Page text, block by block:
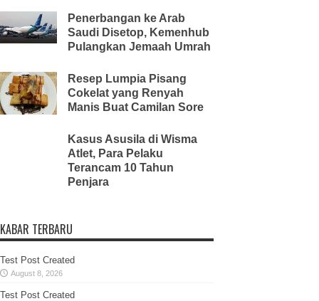
Penerbangan ke Arab
Saudi Disetop, Kemenhub
Pulangkan Jemaah Umrah
Resep Lumpia Pisang
Cokelat yang Renyah
Manis Buat Camilan Sore
Kasus Asusila di Wisma
Atlet, Para Pelaku
Terancam 10 Tahun
Penjara
KABAR TERBARU
Test Post Created
August 8, 2026
Test Post Created